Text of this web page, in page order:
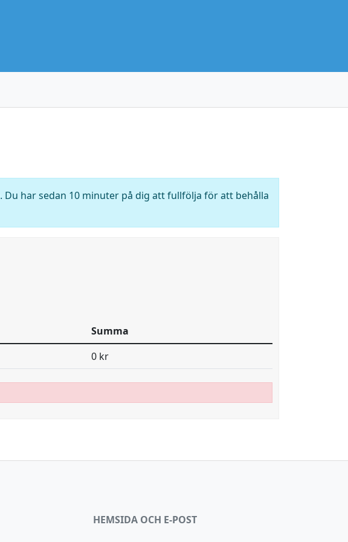
. Du har sedan 10 minuter på dig att fullfölja för att behålla
Summa
0 kr
HEMSIDA OCH E-POST